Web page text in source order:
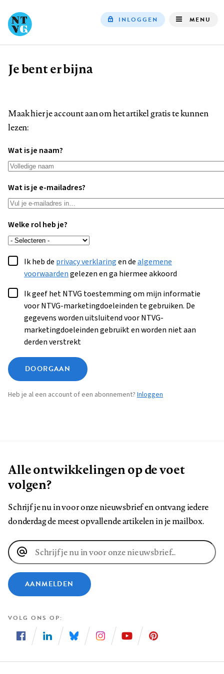
INLOGGEN MENU
Kruimelpad
Je bent er bijna
Maak hier je account aan om het artikel gratis te kunnen
lezen:
Wat is je naam?
Wat is je e-mailadres?
Welke rol heb je?
Ik heb de privacy verklaringen dealgemene
voorwaardengelezen en ga hiermee akkoord
Ik geef het NTVG toestemming om mijn informatie
voor NTVG-marketingdoeleinden te gebruiken. De
gegevens worden uitsluitend voor NTVG-
marketingdoeleinden gebruikt en worden niet aan
derden verstrekt
DOORGAAN
Heb je al een account of een abonnement? Inloggen
Alle ontwikkelingen op de voet
volgen?
Schrijf je nu in voor onze nieuwsbrief en ontvang iedere
donderdag de meest opvallende artikelen in je mailbox.
E-
mailadres
AANMELDEN
VOLG ONS OP
ons
ons
ons
ons
ons
ons